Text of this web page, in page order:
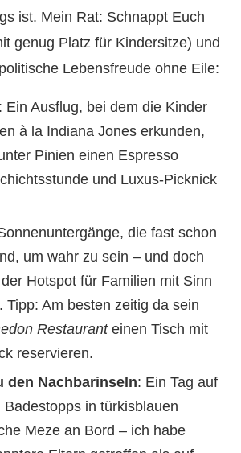
ist. Mein Rat: Schnappt Euch
genug Platz für Kindersitze) und
Lebensfreude ohne Eile:
: Ein Ausflug, bei dem die Kinder
à la Indiana Jones erkunden,
Pinien einen Espresso
und Luxus-Picknick
die fast schon
um wahr zu sein – und doch
Hotspot für Familien mit Sinn
Tipp: Am besten zeitig da sein
Restauranteinen Tisch mit
reservieren.
den Nachbarinseln: Ein Tag auf
Badestopps in türkisblauen
Meze an Bord – ich habe